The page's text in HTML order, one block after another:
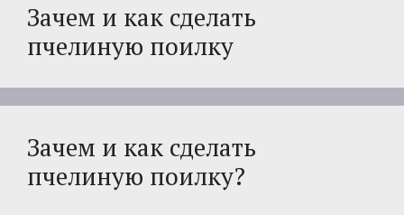
Зачем и как сделать
пчелиную поилку
Зачем и как сделать
пчелиную поилку?